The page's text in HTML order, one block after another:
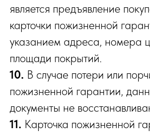
является предъявление
карточки пожизненной
указанием адреса, номера
площади покрытий.
10. В случае потери или
пожизненной гарантии,
документы не
11. Карточка пожизненной